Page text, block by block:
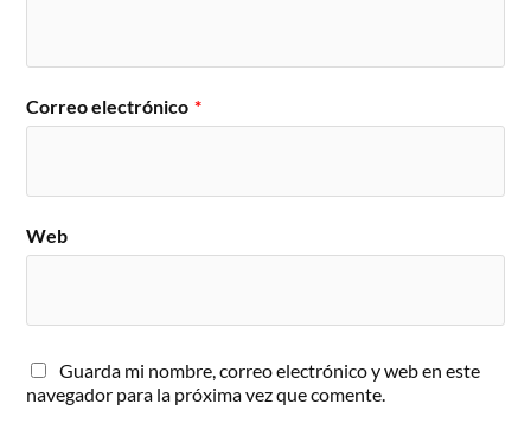
Correo electrónico *
Web
Guarda mi nombre, correo electrónico y web en este
navegador para la próxima vez que comente.